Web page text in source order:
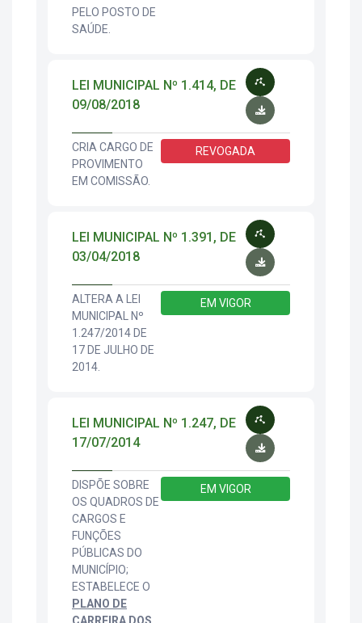
PELO POSTO DE
SAÚDE.
LEI MUNICIPAL Nº 1.414, DE
09/08/2018
CRIA CARGO DE
PROVIMENTO
EM COMISSÃO.
REVOGADA
LEI MUNICIPAL Nº 1.391, DE
03/04/2018
ALTERA A LEI
MUNICIPAL Nº
1.247/2014 DE
17 DE JULHO DE
2014.
EM VIGOR
LEI MUNICIPAL Nº 1.247, DE
17/07/2014
DISPÕE SOBRE
OS QUADROS DE
CARGOS E
FUNÇÕES
PÚBLICAS DO
MUNICÍPIO;
ESTABELECE O
PLANO DE
EM VIGOR